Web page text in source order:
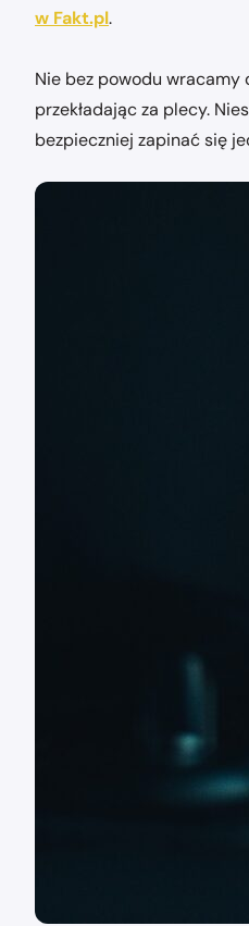
w Fakt.pl.
Nie bez powodu wracamy
przekładając za plecy.
bezpieczniej zapinać się